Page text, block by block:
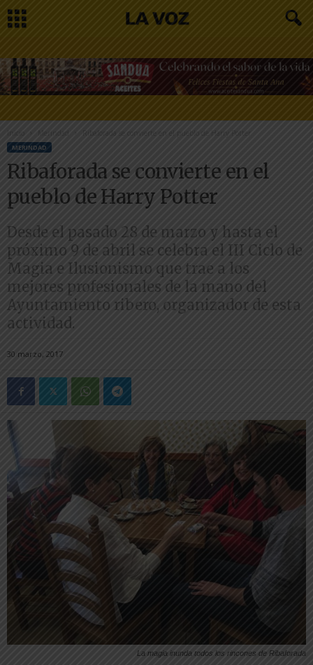
Inicio Ribaforada se convierte en el pueblo de Harry Potter
MERINDAD
Ribaforada se convierte en el
pueblo de Harry Potter
Desde el pasado 28 de marzo y hasta el
próximo 9 de abril se celebra el III Ciclo de
Magia e Ilusionismo que trae a los
mejores profesionales de la mano del
Ayuntamiento ribero, organizador de esta
actividad.
30 marzo, 2017
La magia inunda todos los rincones de Ribaforada